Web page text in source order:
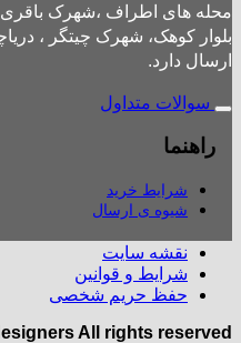
محله های اطراف ،شهرک
بلوار کوهک، شهرک چیتگر ،
ارسال دارد.
سوالات متداول
راهنما
شرایط خرید
شیوه ی ارسال
نقشه سایت
شرایط و قوانین
حفظ حریم شخصی
All rights reserved